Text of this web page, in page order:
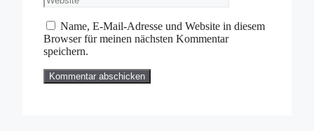
Name, E-Mail-Adresse und Website in diesem
Browser für meinen nächsten Kommentar
speichern.